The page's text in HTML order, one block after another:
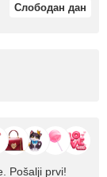
Слободан дан
Pošalji prvi!